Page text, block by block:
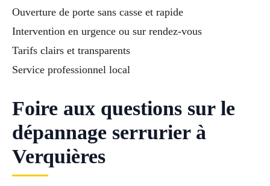
Ouverture de porte sans casse et rapide
Intervention en urgence ou sur rendez-vous
Tarifs clairs et transparents
Service professionnel local
Foire aux questions sur le
dépannage serrurier à
Verquières